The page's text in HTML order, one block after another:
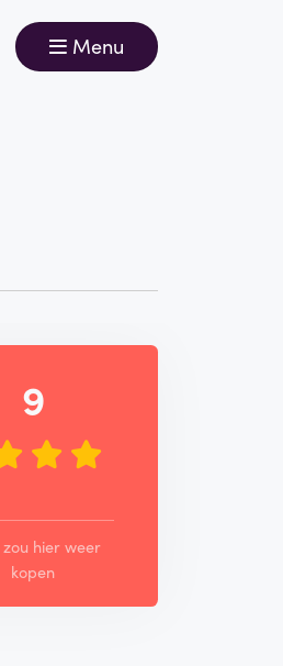
Menu
9
zou hier weer
kopen